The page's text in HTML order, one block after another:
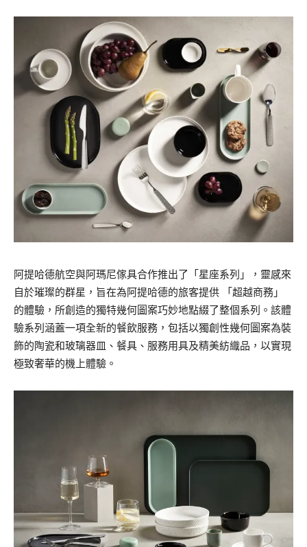
阿提哈德航空與阿瑪尼傢具合作推出了「星座系列」，靈感來
自於璀璨的群星，旨在為阿提哈德的旅客提供 「超越商務」
的體驗，所創造的獨特幾何圖案巧妙地點綴了整個系列。該體
驗系列涵蓋一項全新的餐飲服務，包括以獨創性幾何圖案為裝
飾的陶瓷和玻璃器皿、餐具、服務用具及精美紡織品，以實現
極致奢華的機上體驗。